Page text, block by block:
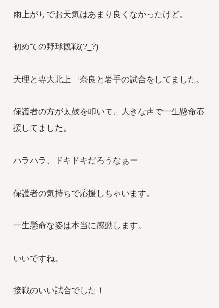
雨上がりでお天気はあまり良くなかったけど。
初めての野球観戦(?_?)
天理と専大北上 奈良と岩手の試合をしてました。
保護者の方が太鼓を叩いて、大きな声で一生懸命応
援してました。
ハラハラ、ドキドキだろうなぁー
保護者の気持ちで応援しちゃいます。
一生懸命な姿は本当に感動します。
いいですね。
接戦のいい試合でした！